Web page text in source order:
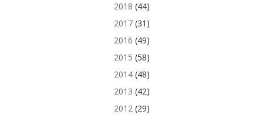
2018 (44)
2017(31)
2016 (49)
2015 (58)
2014(48)
2013 (42)
2012(29)